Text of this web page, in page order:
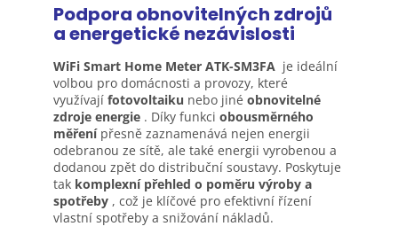
Podpora obnovitelných zdrojů
a energetické nezávislosti
WiFi Smart Home Meter ATK-SM3FA je ideální
volbou pro domácnosti a provozy, které
využívají fotovoltaiku nebo jiné obnovitelné
zdroje energie . Díky funkci obousměrného
měření přesně zaznamenává nejen energii
odebranou ze sítě, ale také energii vyrobenou a
dodanou zpět do distribuční soustavy. Poskytuje
tak komplexní přehled o poměru výroby a
spotřeby , což je klíčové pro efektivní řízení
vlastní spotřeby a snižování nákladů.